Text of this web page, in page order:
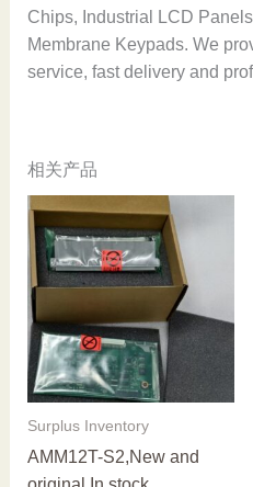
Chips, Industrial LCD
Membrane Keypads. We
service, fast delivery and
相关产品
Surplus Inventory
AMM12T-S2,New and